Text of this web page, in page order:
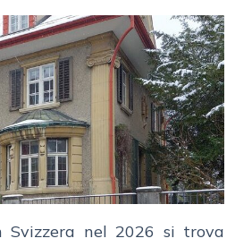
Svizzera nel 2026 si trova